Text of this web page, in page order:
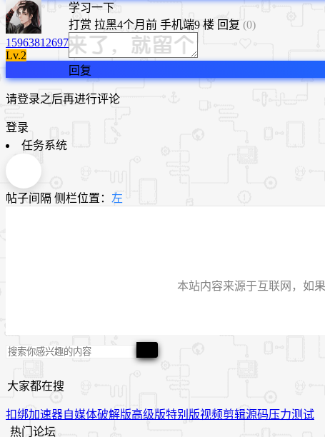
15963812697
Lv.2
学习一下
打赏 拉黑4个月前 手机端9 楼 回复 (0)
回复
请登录之后再进行评论
登录
任务系统
帖子间隔 侧栏位置： 左
本站内容来源于互联网，如
大家都在搜
扣绑加速器自媒体破解版高级版特别版视频剪辑源码压力测试
热门论坛